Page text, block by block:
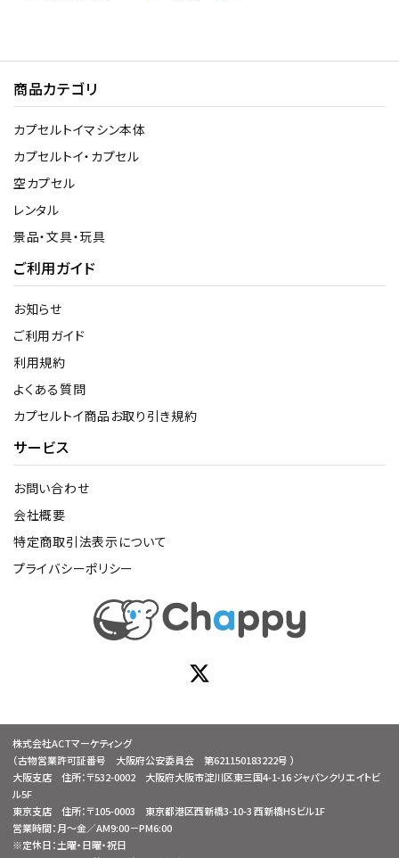
商品カテゴリ
カプセルトイマシン本体
カプセルトイ・カプセル
空カプセル
レンタル
景品・文具・玩具
ご利用ガイド
お知らせ
ご利用ガイド
利用規約
よくある質問
カプセルトイ商品お取り引き規約
サービス
お問い合わせ
会社概要
特定商取引法表示について
プライバシーポリシー
株式会社ACTマーケティング
（古物営業許可証番号 大阪府公安委員会 第621150183222号 ）
大阪支店 住所：〒532-0002 大阪府大阪市淀川区東三国4-1-16 ジャパンクリエイトビ
ル5F
東京支店 住所：〒105-0003 東京都港区西新橋3-10-3 西新橋HSビル1F
営業時間：月～金／AM9:00－PM6:00
※定休日：土曜・日曜・祝日